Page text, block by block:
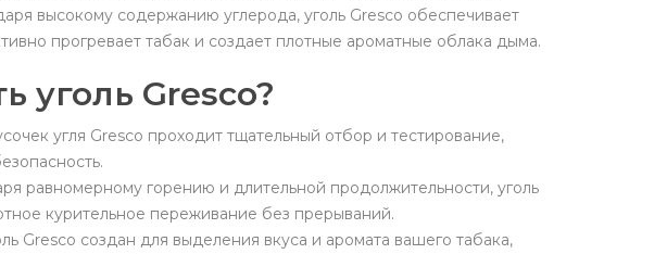
высокому содержанию углерода, уголь Gresco обеспечивает
прогревает табак и создает плотные ароматные облака дыма.
уголь Gresco?
угля Gresco проходит тщательный отбор и тестирование,
равномерному горению и длительной продолжительности, уголь
курительное переживание без прерываний.
Gresco создан для выделения вкуса и аромата вашего табака,